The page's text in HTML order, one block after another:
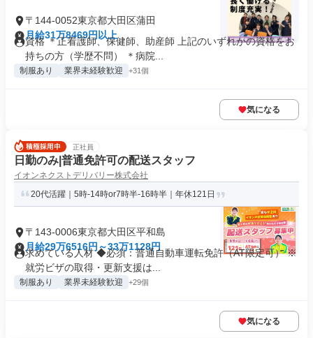
〒144-0052東京都大田区蒲田
月給31万8469円以上
資格 ＊正看護師、保健師、助産師 上記のいずれかの資格をお
持ちの方（学歴不問） ＊病院...
制服あり 業界未経験歓迎 +31個
気になる
正社員
日勤のみ|普通免許可の配送スタッフ
イオンネクストデリバリー株式会社
20代活躍｜5時-14時or7時半-16時半｜年休121日
〒143-0006東京都大田区平和島
月給29万6516円～33万1128円
求めている人材 ◆必須：普通自動車運転免許（AT限定可） ※
就労ビザの取得・更新支援は...
制服あり 業界未経験歓迎 +29個
気になる